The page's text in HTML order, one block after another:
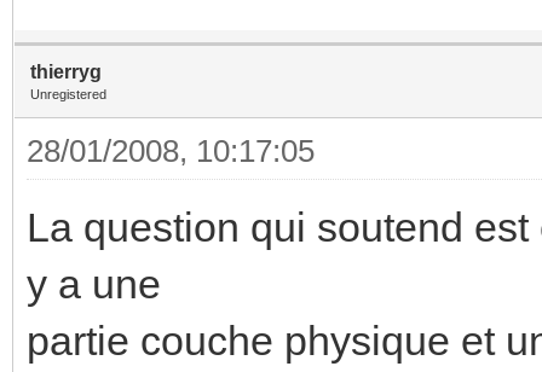
thierryg
Unregistered
28/01/2008, 10:17:05
La question qui soutend
y a une
partie couche physique et